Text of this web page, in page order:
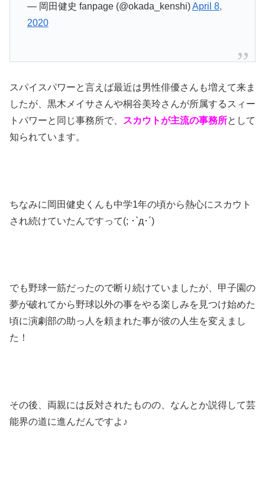
— 岡田健史 fanpage (@okada_kenshi)April 8,
2020
スパイスパワーと言えば最近は男性俳優さんも増えて来ま
したが、黒木メイサさんや桐谷美玲さんが所属するスィー
トパワーと同じ事務所で、
スカウトが主流の事務所として
知られています。
ちなみに岡田健史くんも中学1年の頃から熱心にスカウト
され続けていたんですって(; ･`д･´)
でも野球一筋だったので断り続けていましたが、甲子園の
夢が破れてから野球以外の事をやる楽しみを見つけ始めた
頃に演劇部の助っ人を頼まれた事が彼の人生を変えまし
た！
その後、両親には反対されたものの、なんとか説得して芸
能界の道に進んだんですよ♪